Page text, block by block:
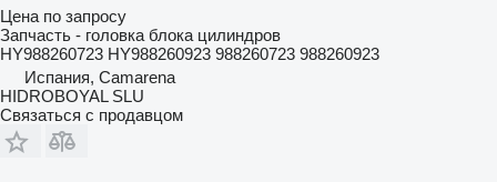
Цена по запросу
Запчасть - головка блока цилиндров
HY988260723 HY988260923 988260723 988260923
Испания, Camarena
HIDROBOYAL SLU
Связаться с продавцом